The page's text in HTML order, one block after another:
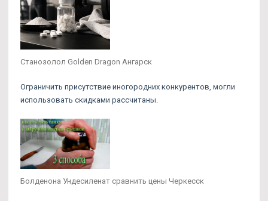
Cтанозолол Golden Dragon Ангарск
Ограничить присутствие иногородних конкурентов, могли
использовать скидками рассчитаны.
Болденона Ундесиленат сравнить цены Черкесск